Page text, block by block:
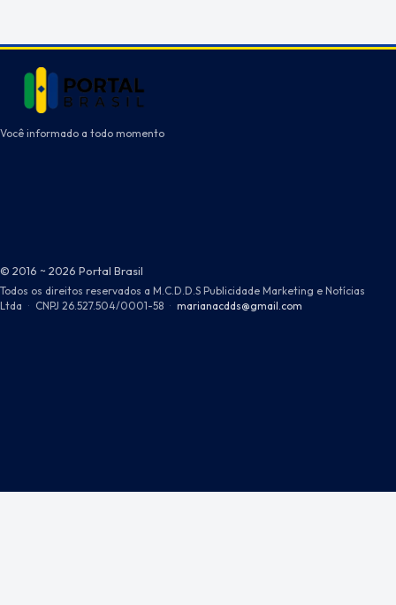
Você informado a todo momento
© 2016 ~ 2026 Portal Brasil
Todos os direitos reservados a M.C.D.D.S Publicidade Marketing e Notícias
Ltda · CNPJ 26.527.504/0001-58 · marianacdds@gmail.com